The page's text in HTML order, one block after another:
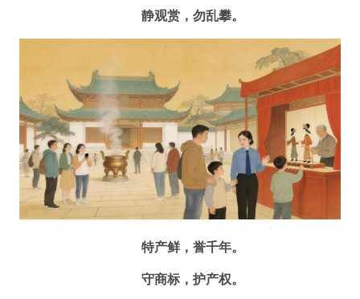
静观赏，勿乱攀。
特产鲜，誉千年。
守商标，护产权。